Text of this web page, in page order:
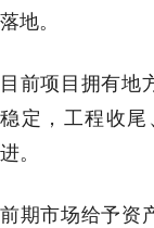
落地。
目前项目拥有地
稳定，工程收
进。
前期市场给予资